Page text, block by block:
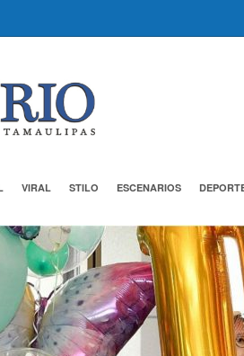
VIRAL STILO ESCENARIOS